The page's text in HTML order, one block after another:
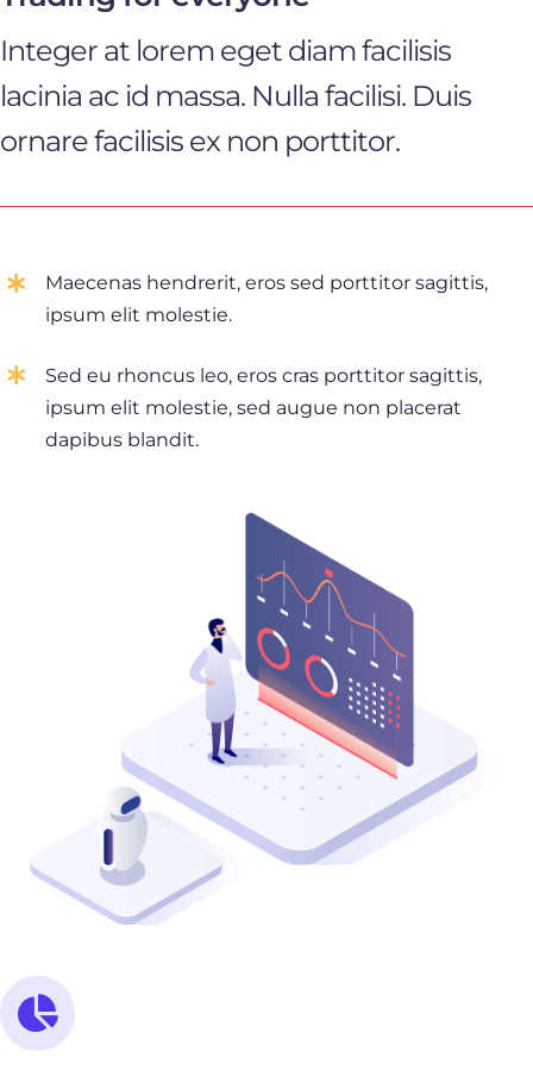
Integer at lorem eget diam facilisis
lacinia ac id massa. Nulla facilisi. Duis
ornare facilisis ex non porttitor.
Maecenas hendrerit, eros sed porttitor sagittis,
ipsum elit molestie.
Sed eu rhoncus leo, eros cras porttitor sagittis,
ipsum elit molestie, sed augue non placerat
dapibus blandit.